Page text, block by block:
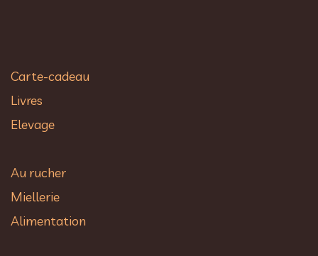
Carte-cadeau
Livres
Elevage
Au rucher​
Miellerie
Alimentation